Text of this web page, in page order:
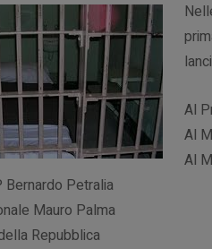
Al
Al
Al
Petralia
Mauro Palma
Repubblica